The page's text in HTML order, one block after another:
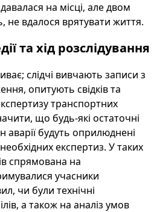
на місці, але двом
не вдалося врятувати життя.
та хід розслідування
слідчі вивчають записи з
опитують свідків та
транспортних
що будь-які остаточні
будуть оприлюднені
експертиз. У таких
спрямована на
учасники
чи були технічні
а також на аналіз умов